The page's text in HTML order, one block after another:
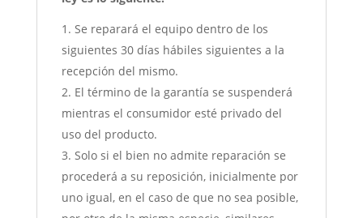
Se reparará el equipo dentro de los
siguientes 30 días hábiles siguientes a la
recepción del mismo.
El término de la garantía se suspenderá
mientras el consumidor esté privado del
uso del producto.
Solo si el bien no admite reparación se
procederá a su reposición, inicialmente por
uno igual, en el caso de que no sea posible,